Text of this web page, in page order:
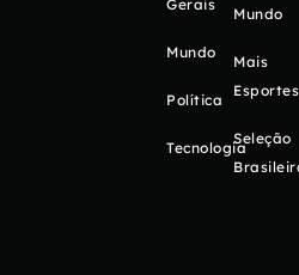
Gerais
Mundo
Política
Tecnologia
Mundo
Mais
Esportes
Seleção